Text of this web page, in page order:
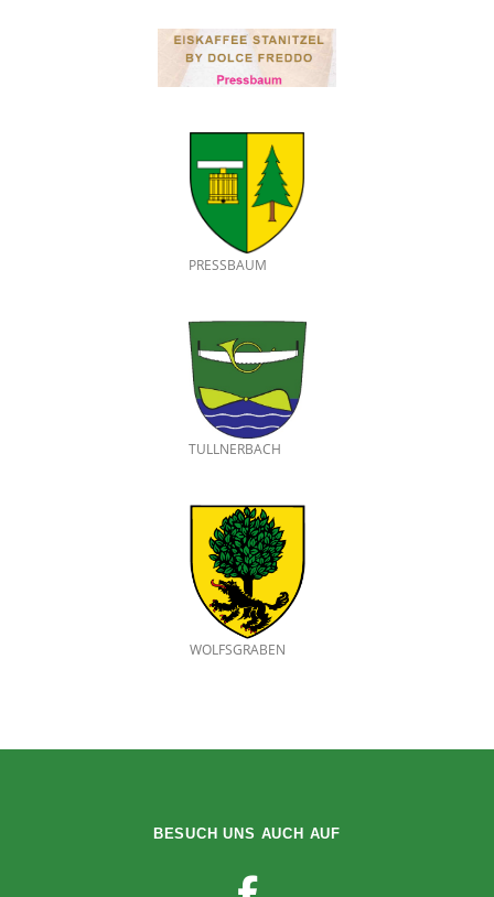
PRESSBAUM
TULLNERBACH
WOLFSGRABEN
BESUCH UNS AUCH AUF